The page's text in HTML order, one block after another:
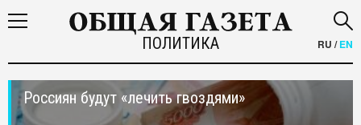
ПОЛИТИКА RU /EN
Россиян будут «лечить гвоздями»